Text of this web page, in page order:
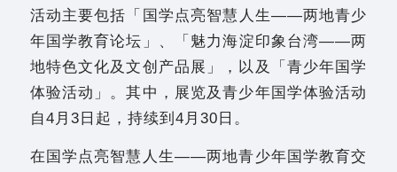
活动主要包括「国学点亮智慧人生——两地青少
年国学教育论坛」、「魅力海淀印象台湾——两
地特色文化及文创产品展」，以及「青少年国学
体验活动」。其中，展览及青少年国学体验活动
自4月3日起，持续到4月30日。
在国学点亮智慧人生——两地青少年国学教育交